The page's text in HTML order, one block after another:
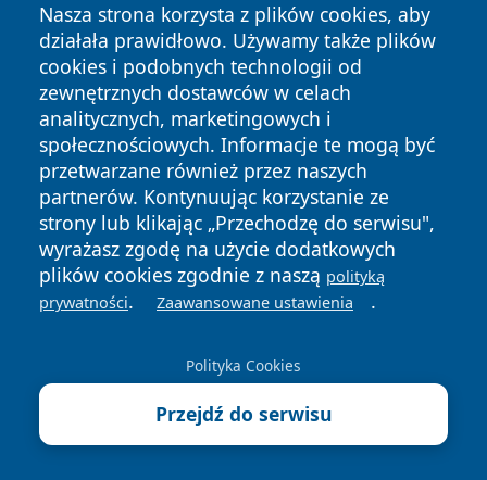
Pomyliła auta, ukradła tablice. 36-
latka chciała „pomóc” koleżance
6 sierpnia 2026
Żniwa w Jeleniej Górze i okolicach.
Dzieci są o krok od tragedii
6 sierpnia 2026
Tour de Pologne zmieni trasy
autobusów z Karpacza
Finał pod Orlinkiem w Karpaczu
Nasza strona korzysta z plików cookies, aby
działała prawidłowo. Używamy także plików
cookies i podobnych technologii od
zewnętrznych dostawców w celach
analitycznych, marketingowych i
społecznościowych. Informacje te mogą być
przetwarzane również przez naszych
partnerów. Kontynuując korzystanie ze
strony lub klikając „Przechodzę do serwisu",
wyrażasz zgodę na użycie dodatkowych
plików cookies zgodnie z naszą polityką
prywatności. Zaawansowane ustawienia .
Polityka Cookies
Przejdź do serwisu